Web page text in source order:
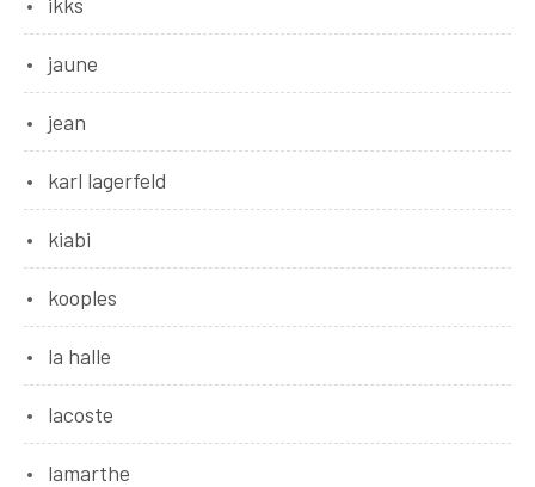
jaune
jean
karl lagerfeld
kiabi
kooples
la halle
lacoste
lamarthe